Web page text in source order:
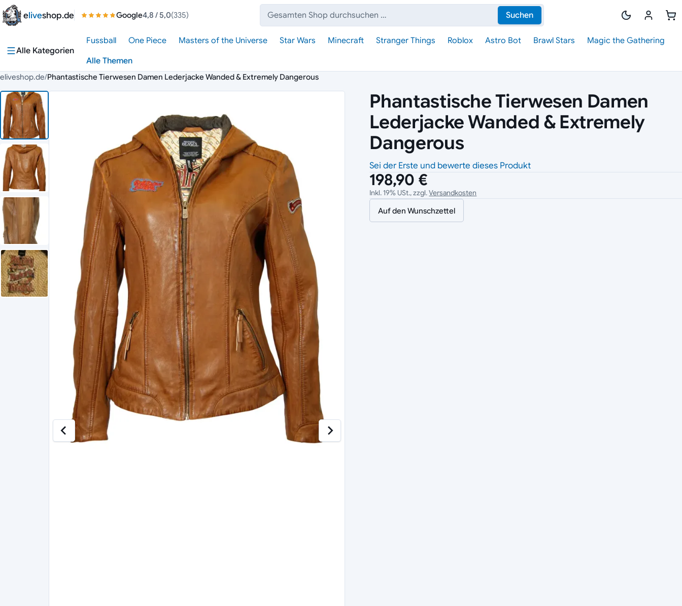
Zum Inhalt springen
eliveshop.de Google4,8 / 5,0(335)
Suche:
Suchen
Alle Kategorien
Fussball One Piece Masters of the Universe Star Wars Minecraft Stranger Things Roblox Astro Bot Brawl Stars
Magic the Gathering
Alle Themen
eliveshop.de/Phantastische Tierwesen Damen Lederjacke Wanded & Extremely Dangerous
Phantastische Tierwesen Damen
Lederjacke Wanded & Extremely
Dangerous
Sei der Erste und bewerte dieses Produkt
198,90 €
Inkl. 19% USt., zzgl.Versandkosten
Auf den Wunschzettel